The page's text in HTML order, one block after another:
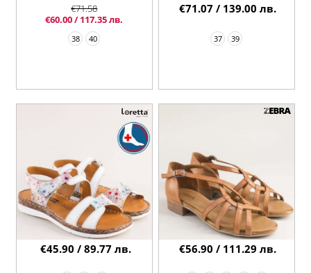
38 40
€71.58
€60.00 / 117.35 лв.
37 39
€71.07 / 139.00 лв.
€45.90 / 89.77 лв. €56.90 / 111.29 лв.